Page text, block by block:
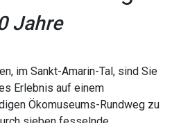
Jahre
im Sankt-Amarin-Tal, sind Sie
Erlebnis auf einem
Ökomuseums-Rundweg zu